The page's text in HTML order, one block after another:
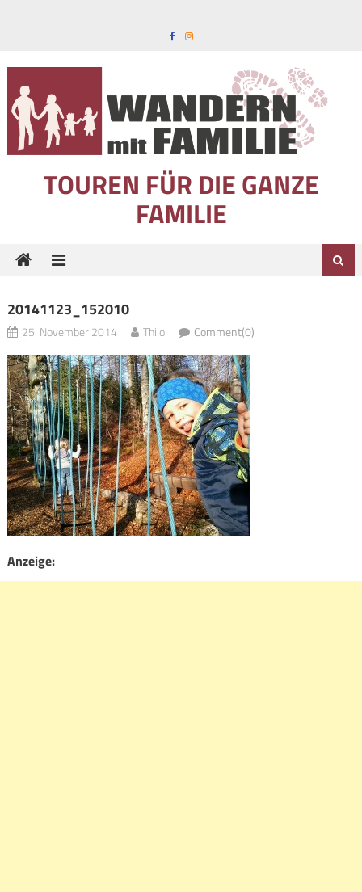
TOUREN FÜR DIE GANZE
FAMILIE
20141123_152010
25. November 2014 Thilo Comment(0)
Anzeige: